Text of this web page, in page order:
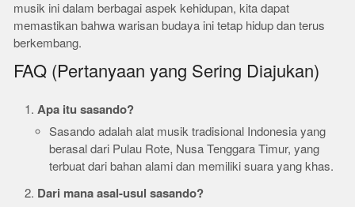
musik ini dalam berbagai aspek kehidupan, kita dapat
memastikan bahwa warisan budaya ini tetap hidup dan terus
berkembang.
FAQ (Pertanyaan yang Sering Diajukan)
Apa itu sasando?
Sasando adalah alat musik tradisional Indonesia yang
berasal dari Pulau Rote, Nusa Tenggara Timur, yang
terbuat dari bahan alami dan memiliki suara yang khas.
Dari mana asal-usul sasando?